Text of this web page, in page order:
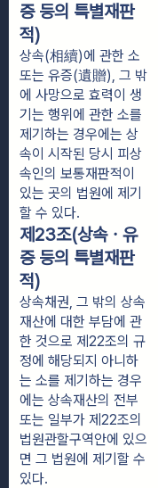
증 등의 특별재판
적)
상속(相續)에 관한 소
또는 유증(遺贈), 그 밖
에 사망으로 효력이 생
기는 행위에 관한 소를
제기하는 경우에는 상
속이 시작된 당시 피상
속인의 보통재판적이
있는 곳의 법원에 제기
할 수 있다.
제23조(상속ㆍ유
증 등의 특별재판
적)
상속채권, 그 밖의 상속
재산에 대한 부담에 관
한 것으로 제22조의 규
정에 해당되지 아니하
는 소를 제기하는 경우
에는 상속재산의 전부
또는 일부가 제22조의
법원관할구역안에 있으
면 그 법원에 제기할 수
있다.